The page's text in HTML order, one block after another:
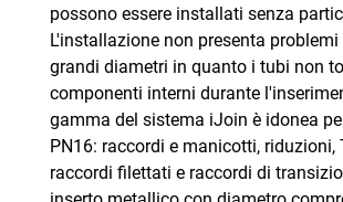
possono essere installati senza
L'installazione non presenta problemi
grandi diametri in quanto i tubi non
componenti interni durante
gamma del sistema iJoin è idonea
PN16: raccordi e manicotti, riduzioni,
raccordi filettati e raccordi di